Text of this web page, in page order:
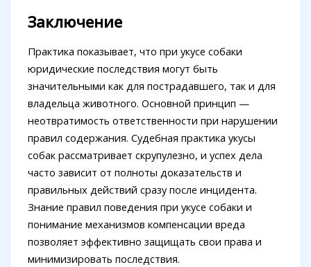
Заключение
Практика показывает, что при укусе собаки
юридические последствия могут быть
значительными как для пострадавшего, так и для
владельца животного. Основной принцип —
неотвратимость ответственности при нарушении
правил содержания. Судебная практика укусы
собак рассматривает скрупулезно, и успех дела
часто зависит от полноты доказательств и
правильных действий сразу после инцидента.
Знание правил поведения при укусе собаки и
понимание механизмов компенсации вреда
позволяет эффективно защищать свои права и
минимизировать последствия.